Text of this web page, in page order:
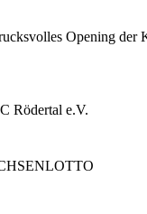
Opening der
Rödertal e.V.